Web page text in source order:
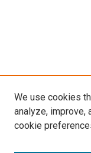
We use cookies
analyze, improve,
cookie